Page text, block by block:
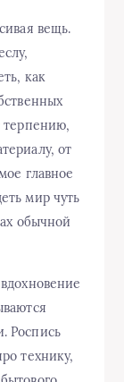
вещь.
как
терпению,
от
главное
мир чуть
обычной
Роспись
технику,